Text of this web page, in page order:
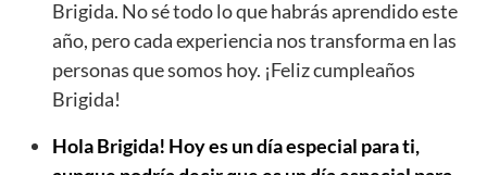
Brigida. No sé todo lo que habrás aprendido este
año, pero cada experiencia nos transforma en las
personas que somos hoy. ¡Feliz cumpleaños
Brigida!
Hola Brigida! Hoy es un día especial para ti,